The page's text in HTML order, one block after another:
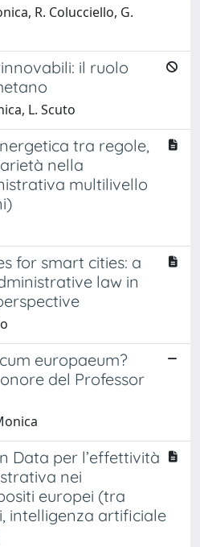
R. Colucciello, G.
il ruolo
L. Scuto
tra regole,
nella
multilivello
for smart cities: a
law in
europaeum?
del Professor
Data per l’effettività
nei
europei (tra
intelligenza artificiale